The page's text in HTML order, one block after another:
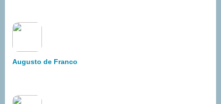
Augusto de Franco